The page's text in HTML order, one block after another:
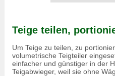
Teige teilen,
Um Teige zu teilen, zu
volumetrische Teigteiler
einfacher und günstiger in der
Teigabwieger, weil sie ohne